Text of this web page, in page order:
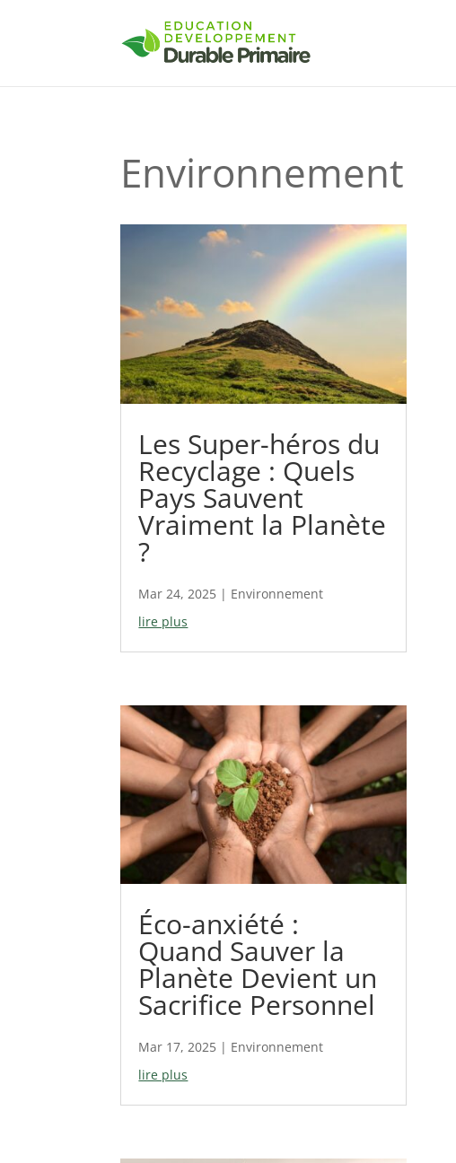
Environnement
Les Super-héros du
Recyclage : Quels
Pays Sauvent
Vraiment la Planète
?
Mar 24, 2025 | Environnement
lire plus
Éco-anxiété :
Quand Sauver la
Planète Devient un
Sacrifice Personnel
Mar 17, 2025 | Environnement
lire plus